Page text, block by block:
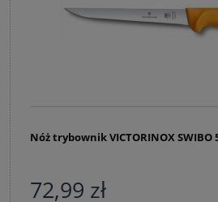
Nóż trybownik VICTORINOX SWIBO
72,99 zł